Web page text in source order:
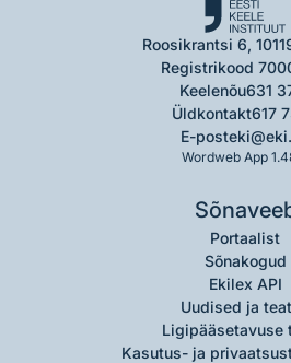
Roosikrantsi 6,
Registrikood
Keelenõu631
Üldkontakt617
E-post
Wordweb App
Portaalist
Sõnakogud
Ekilex API
Uudised ja
Ligipääsetavuse
Kasutus- ja